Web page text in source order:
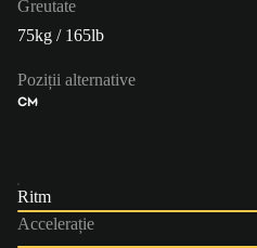
Greutate
75kg / 165lb
Poziții alternative
CM
Ritm
Accelerație